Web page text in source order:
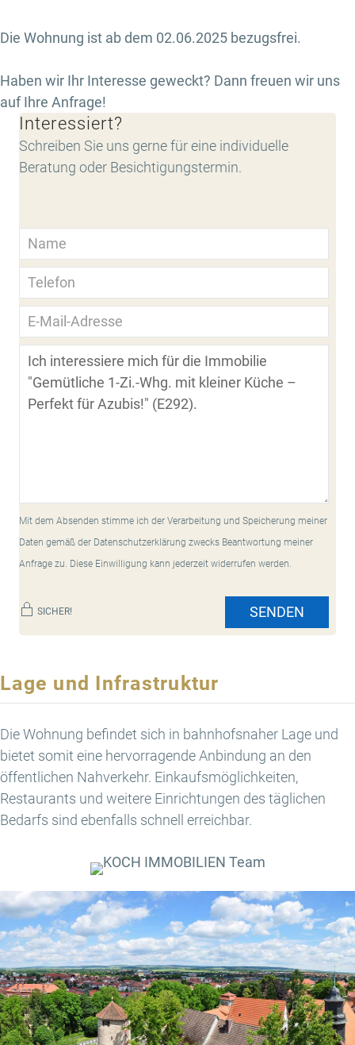
Die Wohnung ist ab dem 02.06.2025 bezugsfrei.
Haben wir Ihr Interesse geweckt? Dann freuen wir uns
auf Ihre Anfrage!
Interessiert?
Schreiben Sie uns gerne für eine individuelle
Beratung oder Besichtigungstermin.
Mit dem Absenden stimme ich der Verarbeitung und Speicherung meiner
Daten gemäß der Datenschutzerklärung zwecks Beantwortung meiner
Anfrage zu. Diese Einwilligung kann jederzeit widerrufen werden.
SICHER! SENDEN
Lage und Infrastruktur
Die Wohnung befindet sich in bahnhofsnaher Lage und
bietet somit eine hervorragende Anbindung an den
öffentlichen Nahverkehr. Einkaufsmöglichkeiten,
Restaurants und weitere Einrichtungen des täglichen
Bedarfs sind ebenfalls schnell erreichbar.